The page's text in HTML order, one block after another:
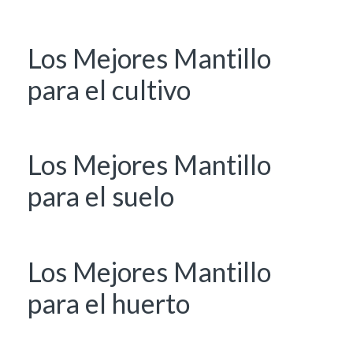
Los Mejores Mantillo
para el cultivo
Los Mejores Mantillo
para el suelo
Los Mejores Mantillo
para el huerto